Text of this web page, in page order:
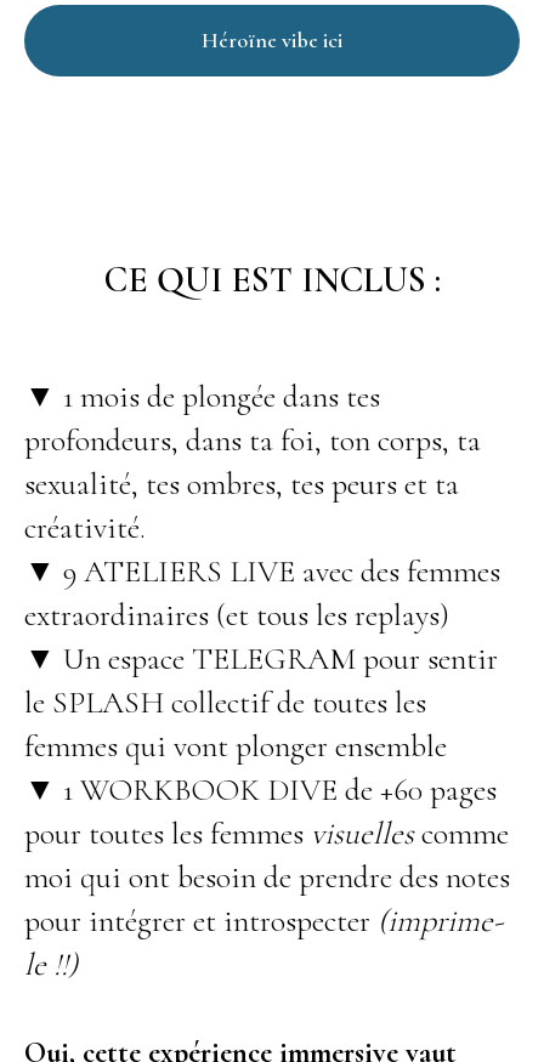
Héroïne vibe ici
CE QUI EST INCLUS :
▼ 1 mois de plongée dans tes
profondeurs, dans ta foi, ton corps, ta
sexualité, tes ombres, tes peurs et ta
créativité.
▼ 9 ATELIERS LIVE avec des femmes
extraordinaires (et tous les replays)
▼ Un espace TELEGRAM pour sentir
le SPLASH collectif de toutes les
femmes qui vont plonger ensemble
▼ 1 WORKBOOK DIVE de +60 pages
pour toutes les femmes visuellescomme
moi qui ont besoin de prendre des notes
pour intégrer et introspecter (imprime-
le !!)
Oui, cette expérience immersive vaut